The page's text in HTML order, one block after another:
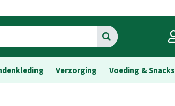
Go
Verzorging Voeding & Snacks